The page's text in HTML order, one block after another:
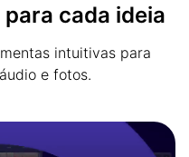
cada ideia
intuitivas para
e fotos.